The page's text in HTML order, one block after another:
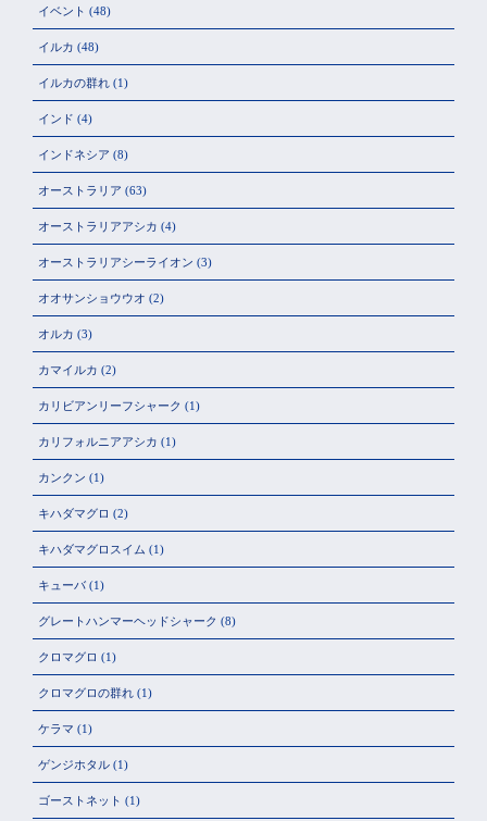
イベント (48)
イルカ (48)
イルカの群れ (1)
インド (4)
インドネシア (8)
オーストラリア (63)
オーストラリアアシカ (4)
オーストラリアシーライオン (3)
オオサンショウウオ (2)
オルカ (3)
カマイルカ (2)
カリビアンリーフシャーク (1)
カリフォルニアアシカ (1)
カンクン (1)
キハダマグロ (2)
キハダマグロスイム (1)
キューバ (1)
グレートハンマーヘッドシャーク (8)
クロマグロ (1)
クロマグロの群れ (1)
ケラマ (1)
ゲンジホタル (1)
ゴーストネット (1)